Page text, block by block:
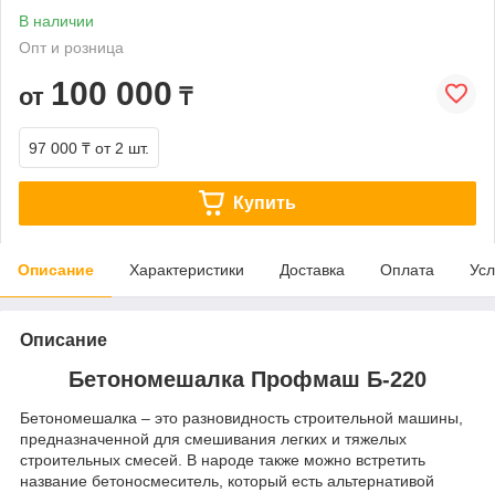
В наличии
Опт и розница
от 100 000 ₸
97 000 ₸ от 2 шт.
Купить
Описание Характеристики Доставка Оплата
Описание
Бетономешалка Профмаш Б-220
Бетономешалка – это разновидность строительной машины,
предназначенной для смешивания легких и тяжелых
строительных смесей. В народе также можно встретить
название бетоносмеситель, который есть альтернативой